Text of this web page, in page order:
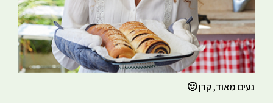
נעים מאוד, קרן 🙂